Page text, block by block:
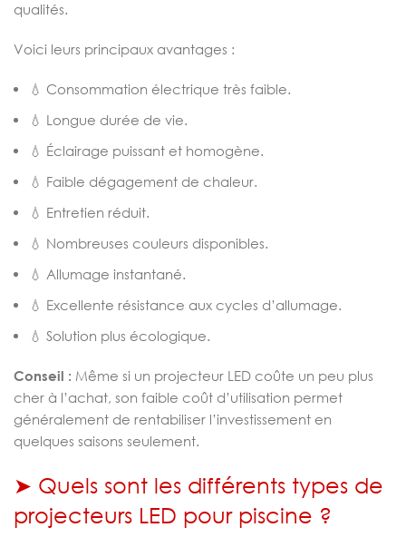
qualités.
Voici leurs principaux avantages :
💧 Consommation électrique très faible.
💧 Longue durée de vie.
💧 Éclairage puissant et homogène.
💧 Faible dégagement de chaleur.
💧 Entretien réduit.
💧 Nombreuses couleurs disponibles.
💧 Allumage instantané.
💧 Excellente résistance aux cycles d’allumage.
💧 Solution plus écologique.
Conseil : Même si un projecteur LED coûte un peu plus
cher à l’achat, son faible coût d’utilisation permet
généralement de rentabiliser l’investissement en
quelques saisons seulement.
➤ Quels sont les différents types de
projecteurs LED pour piscine ?